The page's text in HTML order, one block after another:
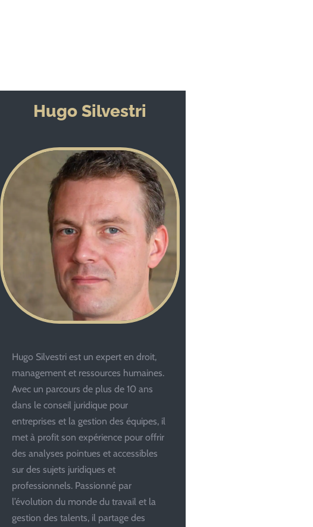
Hugo Silvestri
Hugo Silvestri est un expert en droit,
management et ressources humaines.
Avec un parcours de plus de 10 ans
dans le conseil juridique pour
entreprises et la gestion des équipes, il
met à profit son expérience pour offrir
des analyses pointues et accessibles
sur des sujets juridiques et
professionnels. Passionné par
l’évolution du monde du travail et la
gestion des talents, il partage des